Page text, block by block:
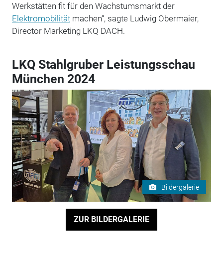
Werkstätten fit für den Wachstumsmarkt der
Elektromobilitätmachen“, sagte Ludwig Obermaier,
Director Marketing LKQ DACH.
LKQ Stahlgruber Leistungsschau
München 2024
Bildergalerie
ZUR BILDERGALERIE